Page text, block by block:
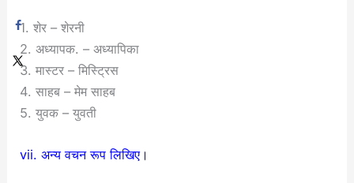
1. शेर – शेरनी
2. अध्यापक. – अध्यापिका
3. मास्टर – मिस्ट्रिस
4. साहब – मेम साहब
5. युवक – युवती
vii. अन्य वचन रूप लिखिए।